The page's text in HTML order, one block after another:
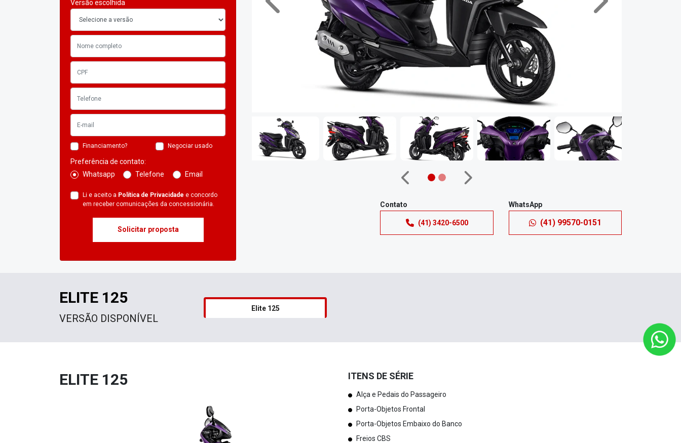
Versão escolhida
Financiamento? Negociar usado
Preferência de contato:
Whatsapp
Telefone Email
Li e aceito a Política de Privacidade e concordo
em receber comunicações da concessionária.
Solicitar proposta
Anterior Próximo
Anterior Próximo
Contato
(41) 3420-6500
WhatsApp
(41) 99570-0151
ELITE 125
VERSÃO DISPONÍVEL
Elite 125
ELITE 125 ITENS DE SÉRIE
Alça e Pedais do Passageiro
Porta-Objetos Frontal
Porta-Objetos Embaixo do Banco
Freios CBS